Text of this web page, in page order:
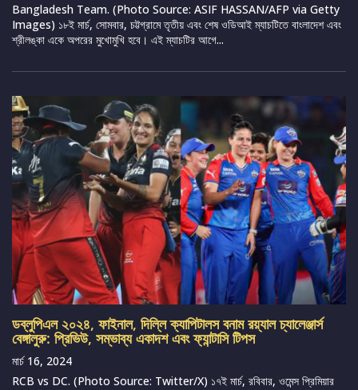
Bangladesh Team. (Photo Source: ASIF HASSAN/AFP via Getty
Images) ১৮ই মার্চ, সোমবার, চট্টগ্রামে তৃতীয় এবং শেষ ওডিআই ম্যাচটিতে বাংলাদেশ এবং
শ্রীলঙ্কা একে অপরের মুখোমুখি হবে। এই ম্যাচটির আগে...
ডব্লুপিএল ২০২৪, ফাইনাল, দিল্লি ক্যাপিটালস বনাম রয়্যাল চ্যালেঞ্জার্স
বেঙ্গালুরু: প্রিভিউ, সম্ভাব্য একাদশ এবং ফ্যান্টাসি টিপস
মার্চ 16, 2024
RCB vs DC. (Photo Source: Twitter/X) ১৭ই মার্চ, রবিবার, ওমেন্স প্রিমিয়ার